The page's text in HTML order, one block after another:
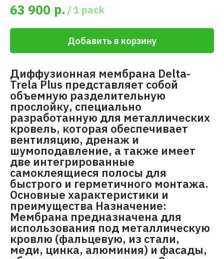
63 900 р. /1 pack
Добавить в корзину
Диффузионная мембрана Delta-
Trela Plus представляет собой
объемную разделительную
прослойку, специально
разработанную для металлических
кровель, которая обеспечивает
вентиляцию, дренаж и
шумоподавление, а также имеет
две интегрированные
самоклеящиеся полосы для
быстрого и герметичного монтажа.
Основные характеристики и
преимущества Назначение:
Мембрана предназначена для
использования под металлическую
кровлю (фальцевую, из стали,
меди, цинка, алюминия) и фасады,